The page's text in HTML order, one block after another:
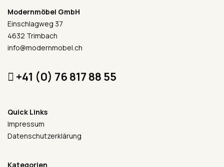
Modernmöbel GmbH
Einschlagweg 37
4632 Trimbach
info@modernmobel.ch
+41 (0) 76 817 88 55
Quick Links
Impressum
Datenschutzerklärung
Kategorien